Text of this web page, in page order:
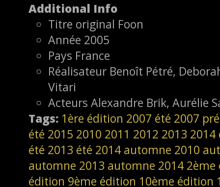
Additional Info
Titre original Foon
Année 2005
Pays France
Réalisateur Benoît Pétré,
Vitari
Acteurs Alexandre Brik, Aurélie
Tags: 1ère édition 2007 été 2007
été 2015 2010 2011 2012 2013 2014
été 2013 été 2014 automne 2010
automne 2013 automne 2014
édition 9ème édition 10ème édition